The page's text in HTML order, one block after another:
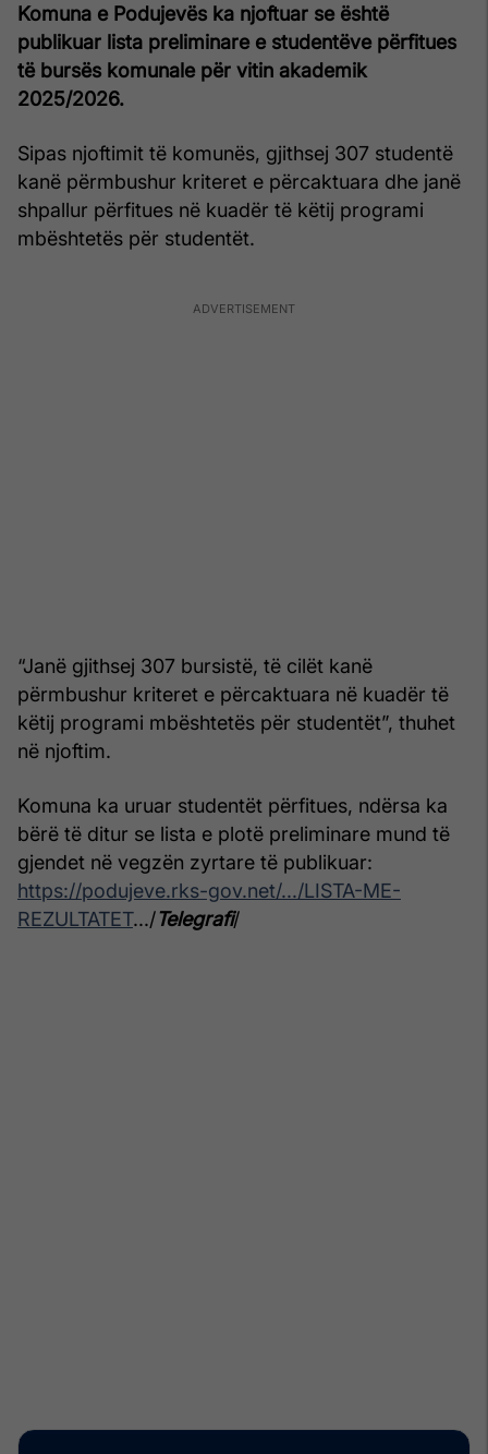
Komuna e Podujevës ka njoftuar se është
publikuar lista preliminare e studentëve përfitues
të bursës komunale për vitin akademik
2025/2026.
Sipas njoftimit të komunës, gjithsej 307 studentë
kanë përmbushur kriteret e përcaktuara dhe janë
shpallur përfitues në kuadër të këtij programi
mbështetës për studentët.
“Janë gjithsej 307 bursistë, të cilët kanë
përmbushur kriteret e përcaktuara në kuadër të
këtij programi mbështetës për studentët”, thuhet
në njoftim.
Komuna ka uruar studentët përfitues, ndërsa ka
bërë të ditur se lista e plotë preliminare mund të
gjendet në vegzën zyrtare të publikuar:
https://podujeve.rks-gov.net/.../LISTA-ME-
REZULTATET.../Telegrafi/